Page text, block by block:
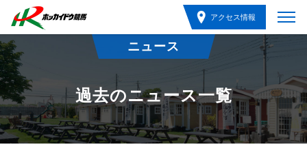
アクセス情報
ニュース
過去のニュース一覧